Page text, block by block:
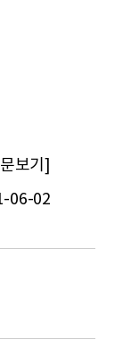
보기]
06-02